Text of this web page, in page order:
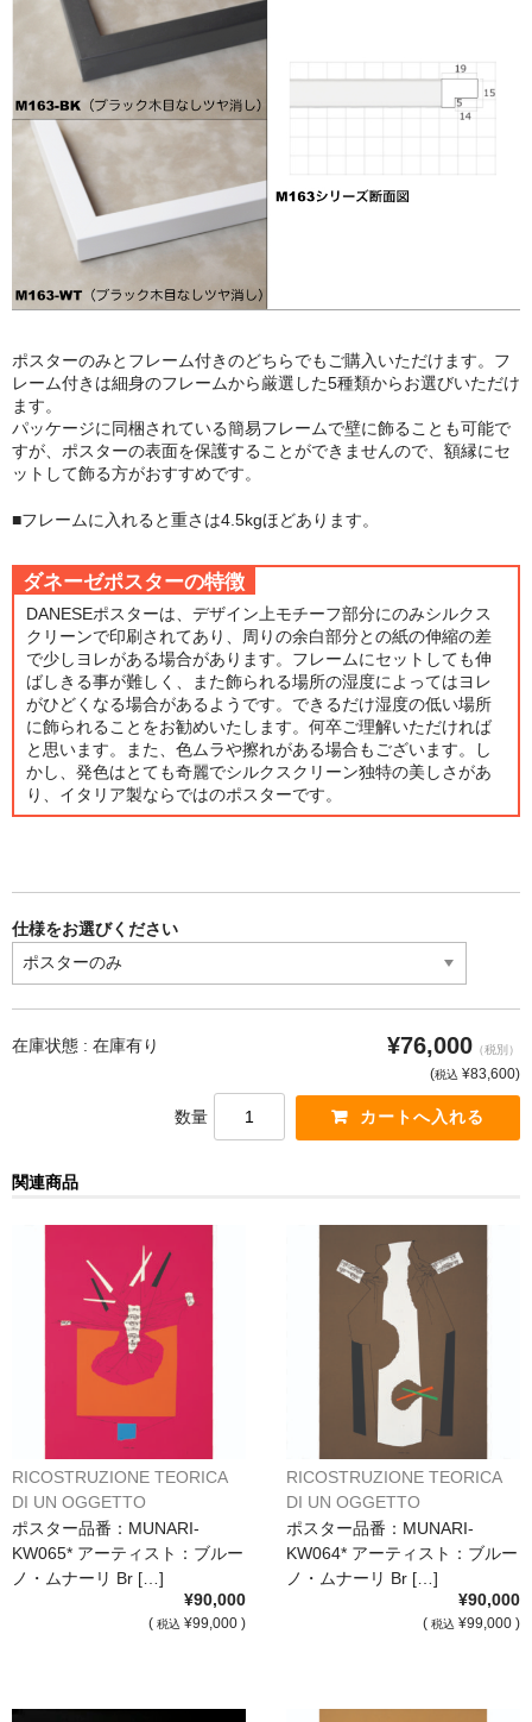
セール
お買物ガイド
額縁の仕様
支払方法・送料・納期
よくあるご質問
メンバー
カート
ショップ
For overseas customers
会社案内
サイトマップ
オーダーメイド額装
額装のご相談・注文方法
額装参考作品
ポスターのみとフレーム付きのどちらでもご購入いただけます。フ
レーム付きは細身のフレームから厳選した5種類からお選びいただけ
ます。
パッケージに同梱されている簡易フレームで壁に飾ることも可能で
すが、ポスターの表面を保護することができませんので、額縁にセ
ットして飾る方がおすすめです。
■フレームに入れると重さは4.5kgほどあります。
ダネーゼポスターの特徴
DANESEポスターは、デザイン上モチーフ部分にのみシルクス
クリーンで印刷されてあり、周りの余白部分との紙の伸縮の差
で少しヨレがある場合があります。フレームにセットしても伸
ばしきる事が難しく、また飾られる場所の湿度によってはヨレ
がひどくなる場合があるようです。できるだけ湿度の低い場所
に飾られることをお勧めいたします。何卒ご理解いただければ
と思います。また、色ムラや擦れがある場合もございます。し
かし、発色はとても奇麗でシルクスクリーン独特の美しさがあ
り、イタリア製ならではのポスターです。
仕様をお選びください
在庫状態 : 在庫有り ¥76,000 （税別）
(税込 ¥83,600)
数量
関連商品
RICOSTRUZIONE TEORICA
DI UN OGGETTO
IMMAGINARIO/Brono Munari
ポスター[KW065]*
ポスター品番：MUNARI-
KW065* アーティスト：ブルー
ノ・ムナーリ Br […]
¥90,000
( 税込 ¥99,000 )
RICOSTRUZIONE TEORICA
DI UN OGGETTO
IMMAGINARIO/Brono Munari
ポスター[KW064]*
ポスター品番：MUNARI-
KW064* アーティスト：ブルー
ノ・ムナーリ Br […]
¥90,000
( 税込 ¥99,000 )